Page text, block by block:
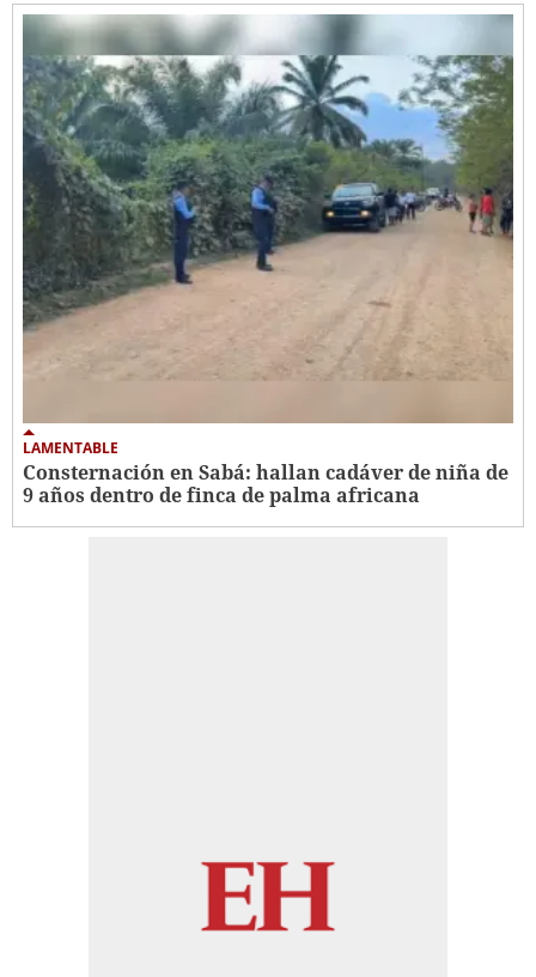
LAMENTABLE
Consternación en Sabá: hallan cadáver de niña de
9 años dentro de finca de palma africana